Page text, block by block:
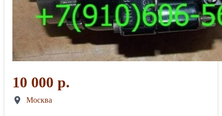
10 000 р.
Москва